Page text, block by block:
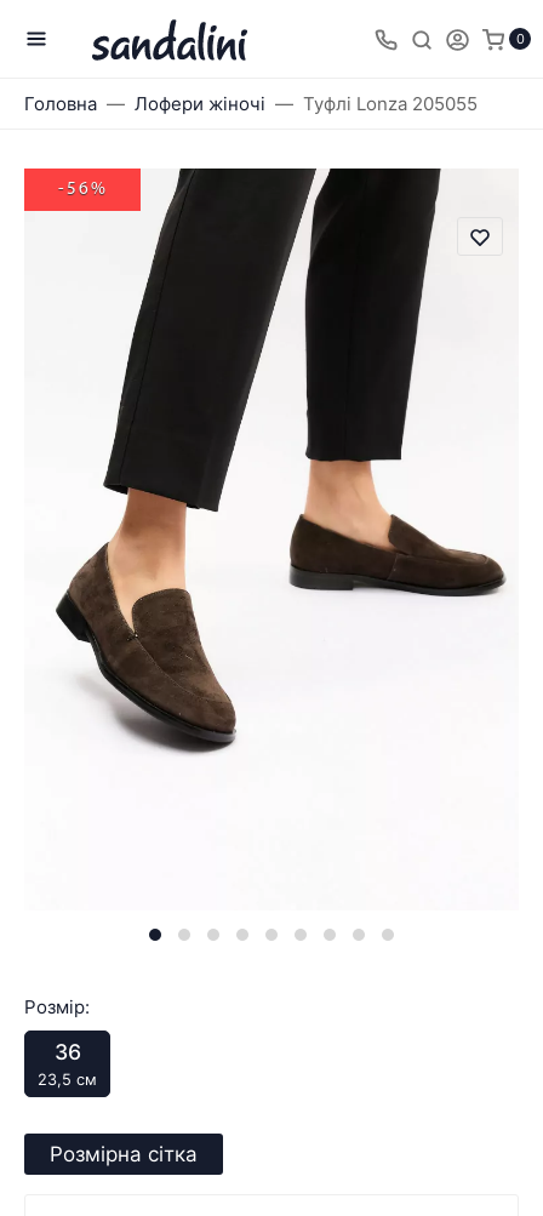
0
Головна Лофери жіночі Туфлі Lonza 205055
-56%
Розмір:
36
23,5 см
Розмірна сітка